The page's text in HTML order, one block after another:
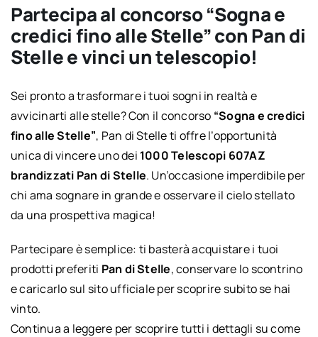
Partecipa al concorso “Sogna e
credici fino alle Stelle” con Pan di
Stelle e vinci un telescopio!
Sei pronto a trasformare i tuoi sogni in realtà e
avvicinarti alle stelle? Con il concorso “Sogna e credici
fino alle Stelle”, Pan di Stelle ti offre l’opportunità
unica di vincere uno dei 1000 Telescopi 607AZ
brandizzati Pan di Stelle. Un’occasione imperdibile per
chi ama sognare in grande e osservare il cielo stellato
da una prospettiva magica!
Partecipare è semplice: ti basterà acquistare i tuoi
prodotti preferiti Pan di Stelle, conservare lo scontrino
e caricarlo sul sito ufficiale per scoprire subito se hai
vinto.
Continua a leggere per scoprire tutti i dettagli su come